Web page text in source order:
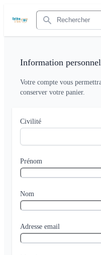
Rechercher
Information
Votre compte vous
conserver votre panier.
Civilité
Prénom
Nom
Adresse email